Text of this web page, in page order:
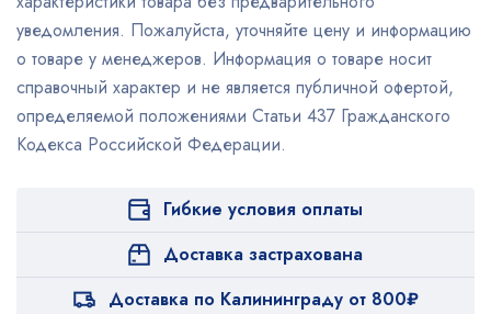
уведомления. Пожалуйста, уточняйте цену и информацию
о товаре у менеджеров. Информация о товаре носит
справочный характер и не является публичной офертой,
определяемой положениями Статьи 437 Гражданского
Кодекса Российской Федерации.
Гибкие условия оплаты
Доставка застрахована
Доставка по Калининграду от 800₽